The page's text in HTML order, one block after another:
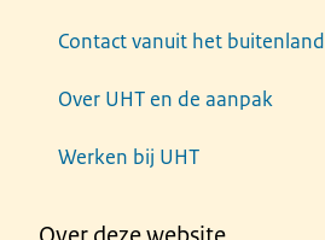
Contact vanuit het buitenland
Over UHT en de aanpak
Werken bij UHT